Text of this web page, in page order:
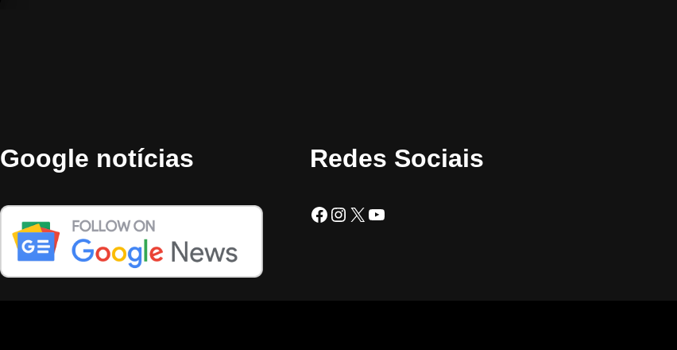
Google notícias Redes Sociais